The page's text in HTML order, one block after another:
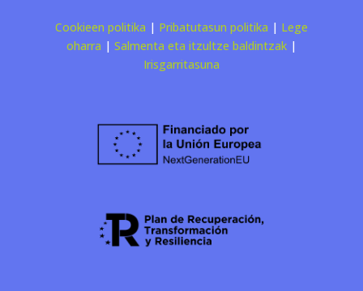
Cookieen politika | Pribatutasun politika | Lege
oharra | Salmenta eta itzultze baldintzak|
Irisgarritasuna